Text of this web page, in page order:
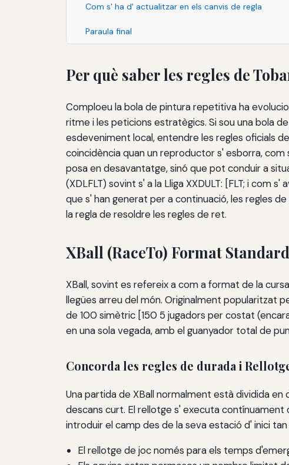
Com s' ha d' actualitzar en els canvis de regla
Paraula final
Per què saber les regles de
Comploeu la bola de pintura repetitiva ha
ritme i les peticions estratègics. Si sou una bola
esdeveniment local, entendre les regles oficials
coincidència quan un reproductor s' esborra,
posa en desavantatge, sinó que pot conduir a
(XDLFLT) sovint s' a la Lliga XXDULT: [FLT; i com
que s' han generat per a continuació, les regles
la regla de resoldre les regles de ret.
XBall (RaceTo) Format
XBall, sovint es refereix a com a format de la
llegües arreu del món. Originalment popularitzat
de 100 simètric [150 5 jugadors per costat
en una sola vegada, amb el guanyador total de
Concorda les regles de durada i
Una partida de XBall normalment està dividida en
descans curt. El rellotge s' executa
introduir el camp des de la seva estació d' inici
El rellotge de joc només para els temps